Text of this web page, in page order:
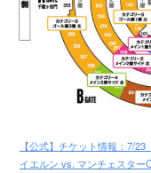
【公式】チケット情報：7/
イエルン vs. マンチェスタ